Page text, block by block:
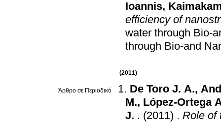
Ioannis,
efficiency of
water through Bio-
through Bio-and
(2011)
Άρθρο σε Περιοδικό De Toro J. A.,
M., López-Ortega
J. . (2011) . Role of